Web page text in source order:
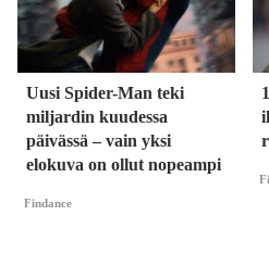
Uusi Spider-Man teki
miljardin kuudessa
päivässä – vain yksi
elokuva on ollut nopeampi
Findance